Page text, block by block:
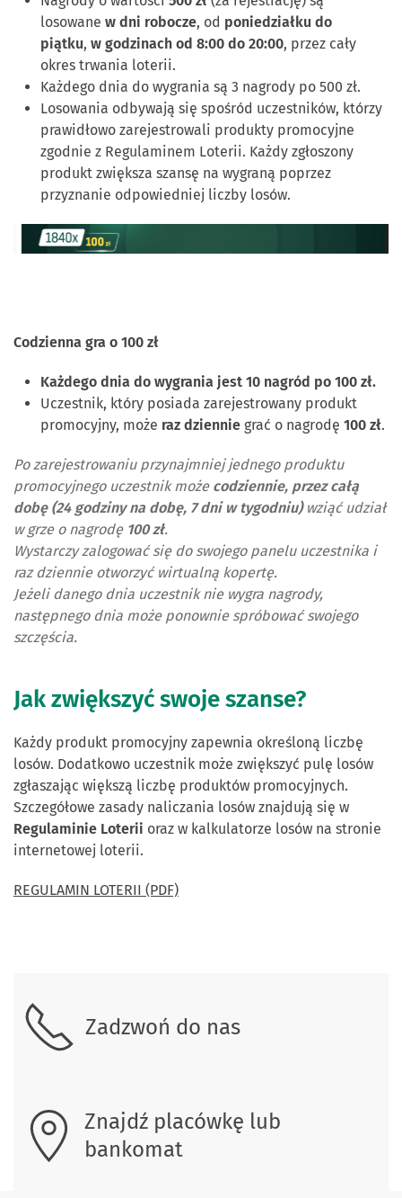
losowane w dni robocze, od poniedziałku do
piątku, w godzinach od 8:00 do 20:00, przez cały
okres trwania loterii.
Każdego dnia do wygrania są 3 nagrody po 500 zł.
Losowania odbywają się spośród uczestników, którzy
prawidłowo zarejestrowali produkty promocyjne
zgodnie z Regulaminem Loterii. Każdy zgłoszony
produkt zwiększa szansę na wygraną poprzez
przyznanie odpowiedniej liczby losów.
Codzienna gra o 100 zł
Każdego dnia do wygrania jest 10 nagród po 100 zł.
Uczestnik, który posiada zarejestrowany produkt
promocyjny, może raz dziennie grać o nagrodę 100 zł.
Po zarejestrowaniu przynajmniej jednego produktu
promocyjnego uczestnik może codziennie, przez całą
dobę (24 godziny na dobę, 7 dni w tygodniu)wziąć udział
w grze o nagrodę 100 zł.
Wystarczy zalogować się do swojego panelu uczestnika i
raz dziennie otworzyć wirtualną kopertę.
Jeżeli danego dnia uczestnik nie wygra nagrody,
następnego dnia może ponownie spróbować swojego
szczęścia.
Jak zwiększyć swoje szanse?
Każdy produkt promocyjny zapewnia określoną liczbę
losów. Dodatkowo uczestnik może zwiększyć pulę losów
zgłaszając większą liczbę produktów promocyjnych.
Szczegółowe zasady naliczania losów znajdują się w
Regulaminie Loterii oraz w kalkulatorze losów na stronie
internetowej loterii.
REGULAMIN LOTERII (PDF)
Zadzwoń do nas
Znajdź placówkę lub
bankomat